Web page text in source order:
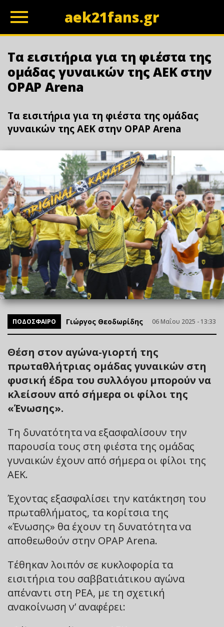
aek21fans.gr
Τα εισιτήρια για τη φιέστα της
ομάδας γυναικών της ΑΕΚ στην
OPAP Arena
Τα εισιτήρια για τη φιέστα της ομάδας
γυναικών της ΑΕΚ στην OPAP Arena
ΠΟΔΟΣΦΑΙΡΟ Γιώργος Θεοδωρίδης 06 Μαΐου 2025 - 13:33
Θέση στον αγώνα-γιορτή της
πρωταθλήτριας ομάδας γυναικών στη
φυσική έδρα του συλλόγου μπορούν να
κλείσουν από σήμερα οι φίλοι της
«Ένωσης».
Τη δυνατότητα να εξασφαλίσουν την
παρουσία τους στη φιέστα της ομάδας
γυναικών έχουν από σήμερα οι φίλοι της
ΑΕΚ.
Έχοντας εξασφαλίσει την κατάκτηση του
πρωταθλήματος, τα κορίτσια της
«Ένωσης» θα έχουν τη δυνατότητα να
αποθεωθούν στην OPAP Arena.
Τέθηκαν λοιπόν σε κυκλοφορία τα
εισιτήρια του σαββατιάτικου αγώνα
απέναντι στη ΡΕΑ, με τη σχετική
ανακοίνωση ν’ αναφέρει: